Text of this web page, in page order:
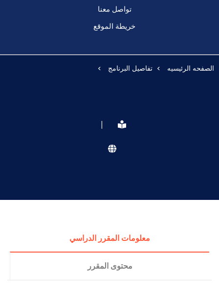
تواصل معنا
خريطة الموقع
الصفحه الرئيسيه تفاصيل البرنامج
|
معلومات المقرر الدراسي
محتوى المقرر